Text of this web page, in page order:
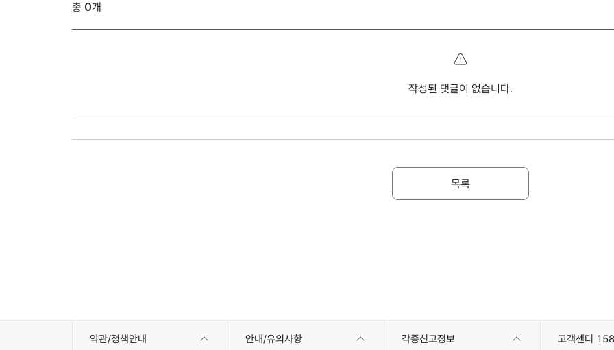
총 0개
작성된 댓글이 없습니다.
목록
약관/정책안내 안내/유의사항 각종신고정보 고객센터